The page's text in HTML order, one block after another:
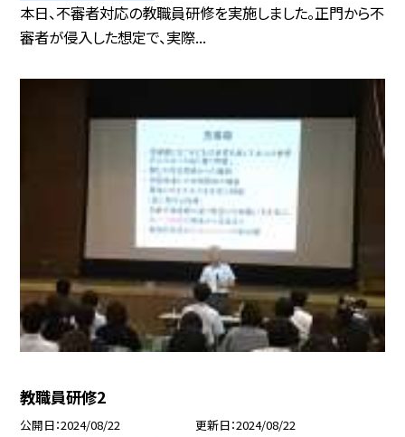
本日、不審者対応の教職員研修を実施しました。正門から不
審者が侵入した想定で、実際...
教職員研修2
公開日 2024/08/22 更新日 2024/08/22